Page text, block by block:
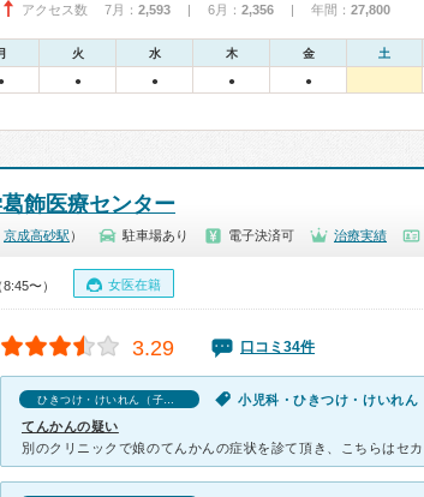
アクセス数 7月： 2,593 | 6月： 2,356 | 年間： 27,800
火 水 木 金 土
● ● ● ● ●
飾医療センター
京成高砂駅 ） 駐車場あり 電子決済可 治療実績
〜） 女医在籍
3.29 口コミ34件
ひきつけ・けいれん（子供）の口コミ
てんかんの疑い